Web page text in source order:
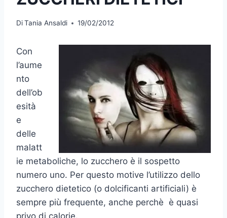
DiTania Ansaldi 19/02/2012
Con
l’aume
nto
dell’ob
esità
e
delle
malatt
ie metaboliche, lo zucchero è il sospetto
numero uno. Per questo motive l’utilizzo dello
zucchero dietetico (o dolcificanti artificiali) è
sempre più frequente, anche perchè è quasi